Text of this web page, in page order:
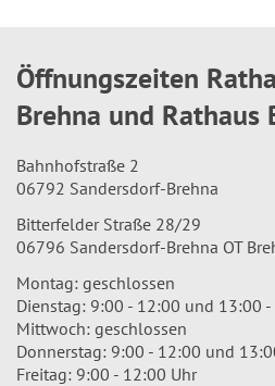
Öffnungszeiten
Brehna und Rathaus
Bahnhofstraße 2
06792 Sandersdorf-Brehna
Bitterfelder Straße 28/29
06796 Sandersdorf-Brehna OT
Montag: geschlossen
Dienstag: 9:00 - 12:00 und 13:00
Mittwoch: geschlossen
Donnerstag: 9:00 - 12:00 und
Freitag: 9:00 - 12:00 Uhr